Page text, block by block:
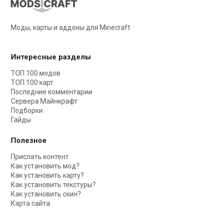
Моды, карты и аддоны для Minecraft
Интересные разделы
ТОП 100 модов
ТОП 100 карт
Последние комментарии
Сервера Майнкрафт
Подборки
Гайды
Полезное
Прислать контент
Как установить мод?
Как установить карту?
Как установить текстуры?
Как установить скин?
Карта сайта